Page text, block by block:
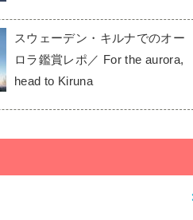
スウェーデン・キルナでのオー
ロラ鑑賞レポ／ For the aurora,
head to Kiruna